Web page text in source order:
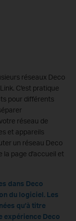
réseaux Deco
C'est pratique
pour différents
réseau de
et appareils
un réseau Deco
la page d'accueil et
dans Deco
du logiciel. Les
qu’à titre
expérience Deco